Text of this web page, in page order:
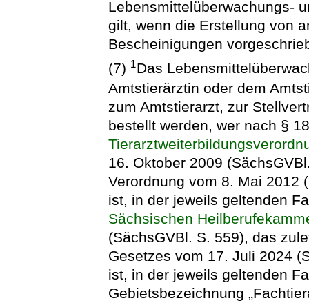
Lebensmittelüberwachungs-
gilt, wenn die Erstellung von
Bescheinigungen
(7) 1Das
Amtstierärztin oder dem
zum Amtstierarzt, zur
bestellt werden, wer nach §
16. Oktober 2009
Verordnung vom 8. Mai 2012
ist, in der jeweils geltenden
Sächsischen
(SächsGVBl. S. 559), das
Gesetzes vom 17. Juli 2024
ist, in der jeweils geltenden
Gebietsbezeichnung